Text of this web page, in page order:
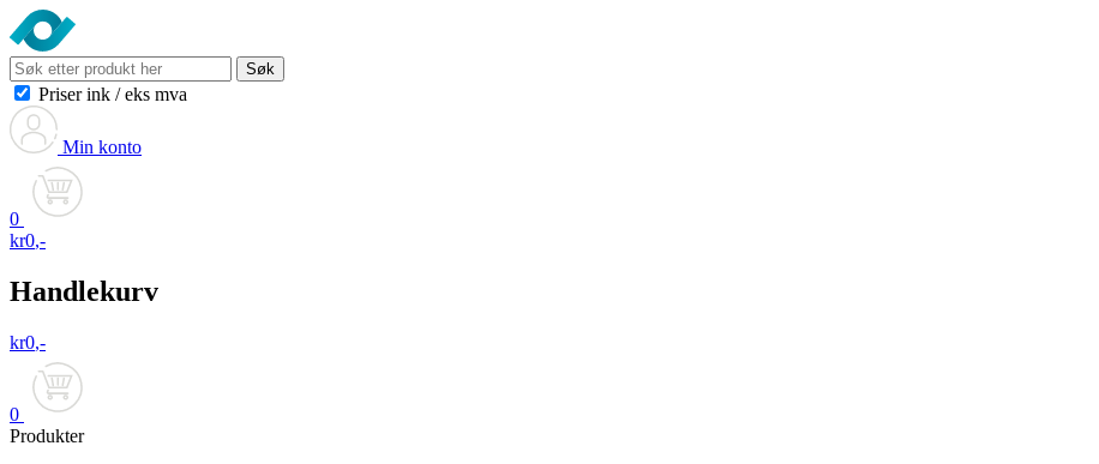
Søk
Priser ink / eks mva
Min konto
0
kr0,-
Handlekurv
kr0,-
0
Produkter